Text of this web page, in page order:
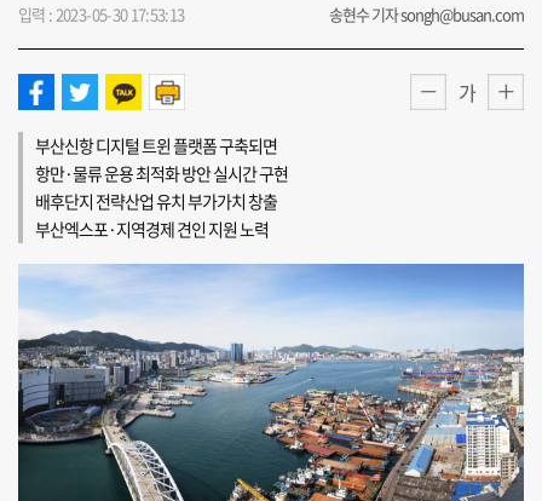
입력 : 2023-05-30 17:53:13 송현수 기자 songh@busan.com
가
부산신항 디지털 트윈 플랫폼 구축되면
항만·물류 운용 최적화 방안 실시간 구현
배후단지 전략산업 유치 부가가치 창출
부산엑스포·지역경제 견인 지원 노력